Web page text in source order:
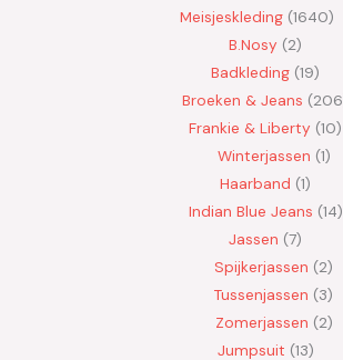
Meisjeskleding 1640
B.Nosy
2
Badkleding 19
Broeken & Jeans
206
Frankie & Liberty 10
Winterjassen 1
Haarband 1
Indian Blue Jeans 14
Jassen 7
Spijkerjassen
2
Tussenjassen
3
Zomerjassen 2
Jumpsuit 13